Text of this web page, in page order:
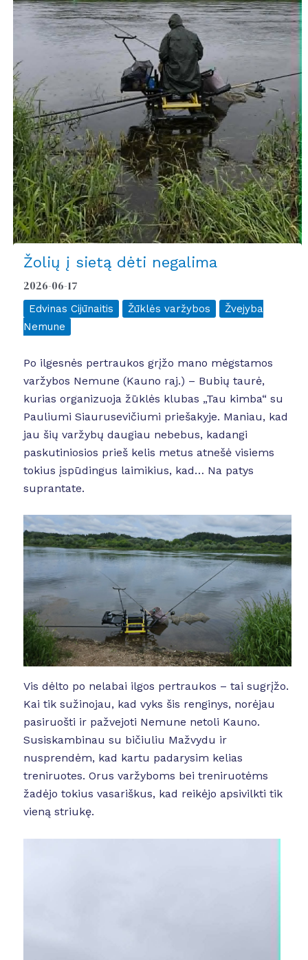
Žolių į sietą dėti negalima
2026-06-17
Edvinas Cijūnaitis Žūklės varžybos
Žvejyba
Nemune
Po ilgesnės pertraukos grįžo mano mėgstamos
varžybos Nemune (Kauno raj.) – Bubių taurė,
kurias organizuoja žūklės klubas „Tau kimba“ su
Pauliumi Siaurusevičiumi priešakyje. Maniau, kad
jau šių varžybų daugiau nebebus, kadangi
paskutiniosios prieš kelis metus atnešė visiems
tokius įspūdingus laimikius, kad… Na patys
suprantate.
Vis dėlto po nelabai ilgos pertraukos – tai sugrįžo.
Kai tik sužinojau, kad vyks šis renginys, norėjau
pasiruošti ir pažvejoti Nemune netoli Kauno.
Susiskambinau su bičiuliu Mažvydu ir
nusprendėm, kad kartu padarysim kelias
treniruotes. Orus varžyboms bei treniruotėms
žadėjo tokius vasariškus, kad reikėjo apsivilkti tik
vieną striukę.